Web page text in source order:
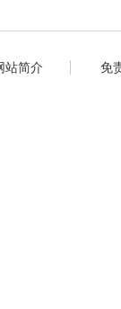
站简介 免